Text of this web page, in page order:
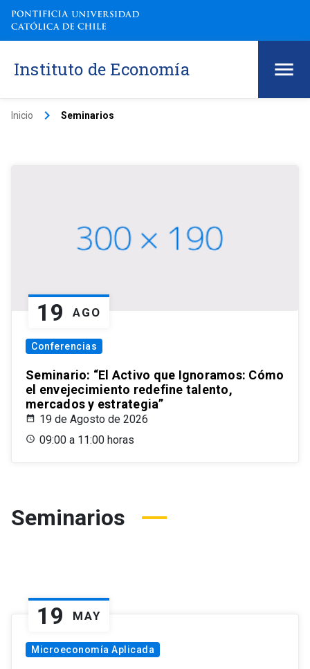
Instituto de Economía
Inicio keyboard_arrow_right Seminarios
19 AGO
Conferencias
Seminario: “El Activo que Ignoramos: Cómo
el envejecimiento redefine talento,
mercados y estrategia”
19 de Agosto de 2026
09:00 a 11:00 horas
Seminarios
19 MAY
Microeconomía Aplicada